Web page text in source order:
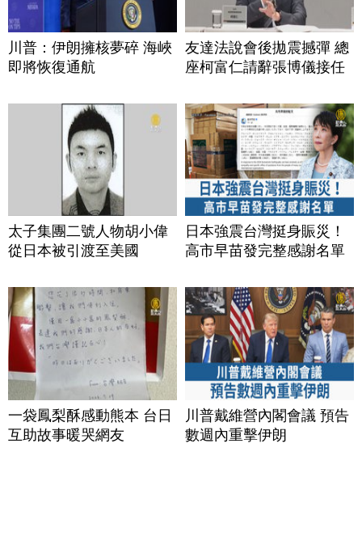
川普：伊朗擁核夢碎 海峽
即將恢復通航
友達法說會後拋震撼彈 總
座柯富仁請辭張博儀接任
太子集團二號人物胡小偉
從日本被引渡至美國
日本強震台灣挺身賑災！
高市早苗發完整感謝名單
一袋鳳梨酥感動熊本 台日
互助故事暖哭網友
川普戴維營內閣會議 預告
數週內重擊伊朗